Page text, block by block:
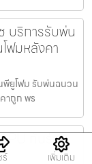
บริการรับพ่น
ฟมหลังคา
พียูโฟม รับพ่นฉนวน
าถูก พร
PU กันร้อน
ร์ เพิ่มเติม